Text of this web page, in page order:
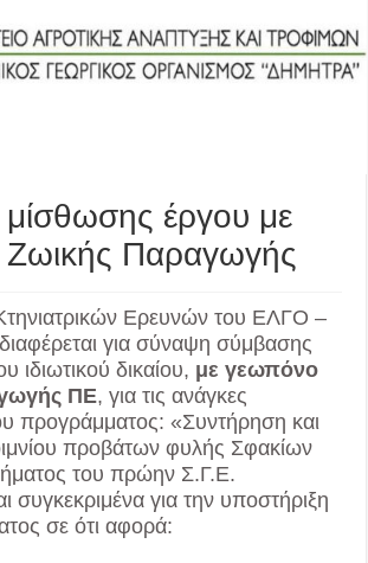
έργου με
Παραγωγής
Κτηνιατρικών Ερευνών του ΕΛΓΟ –
για σύναψη σύμβασης
ιδιωτικού δικαίου, με γεωπόνο
ΠΕ, για τις ανάγκες
προγράμματος: «Συντήρηση και
προβάτων φυλής Σφακίων
του πρώην Σ.Γ.Ε.
για την υποστήριξη
σε ότι αφορά: